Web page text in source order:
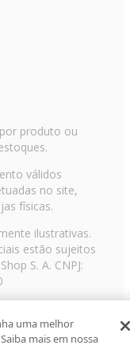
produto ou
válidos
no site,
físicas.
ilustrativas.
estão sujeitos
S. A. CNPJ:
3003-3728 ©
reservadosRF
uma melhor
mais em nossa